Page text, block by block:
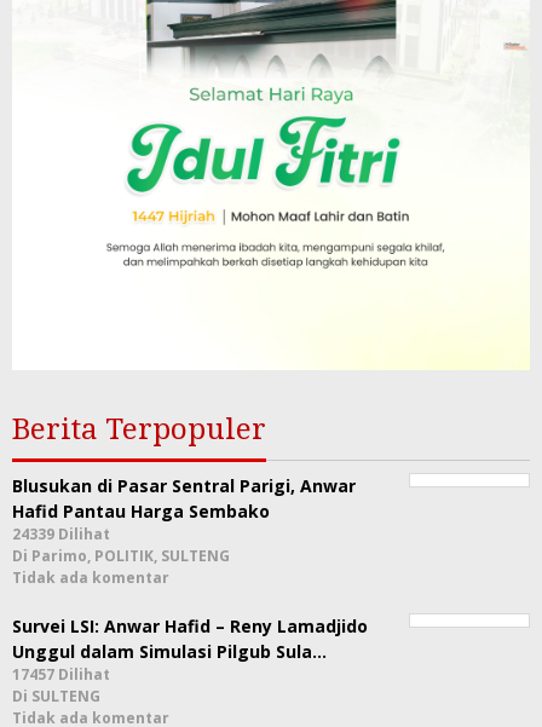
Berita Terpopuler
Blusukan di Pasar Sentral Parigi, Anwar
Hafid Pantau Harga Sembako
24339 Dilihat
Di Parimo, POLITIK, SULTENG
Tidak ada komentar
Survei LSI: Anwar Hafid – Reny Lamadjido
Unggul dalam Simulasi Pilgub Sula…
17457 Dilihat
Di SULTENG
Tidak ada komentar